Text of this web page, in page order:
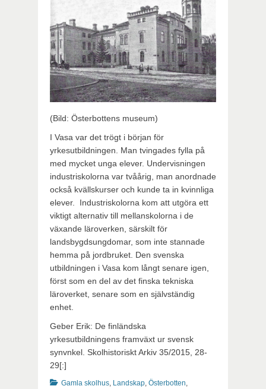
(Bild: Österbottens museum)
I Vasa var det trögt i början för
yrkesutbildningen. Man tvingades fylla på
med mycket unga elever. Undervisningen
industriskolorna var tvåårig, man anordnade
också kvällskurser och kunde ta in kvinnliga
elever. Industriskolorna kom att utgöra ett
viktigt alternativ till mellanskolorna i de
växande läroverken, särskilt för
landsbygdsungdomar, som inte stannade
hemma på jordbruket. Den svenska
utbildningen i Vasa kom långt senare igen,
först som en del av det finska tekniska
läroverket, senare som en självständig
enhet.
Geber Erik: De finländska
yrkesutbildningens framväxt ur svensk
synvnkel. Skolhistoriskt Arkiv 35/2015, 28-
29[:]
Kategorier
Gamla skolhus, Landskap, Österbotten,